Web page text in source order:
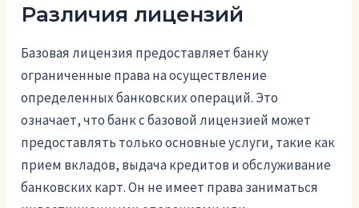
Различия лицензий
Базовая лицензия предоставляет банку
ограниченные права на осуществление
определенных банковских операций. Это
означает, что банк с базовой лицензией может
предоставлять только основные услуги, такие как
прием вкладов, выдача кредитов и обслуживание
банковских карт. Он не имеет права заниматься